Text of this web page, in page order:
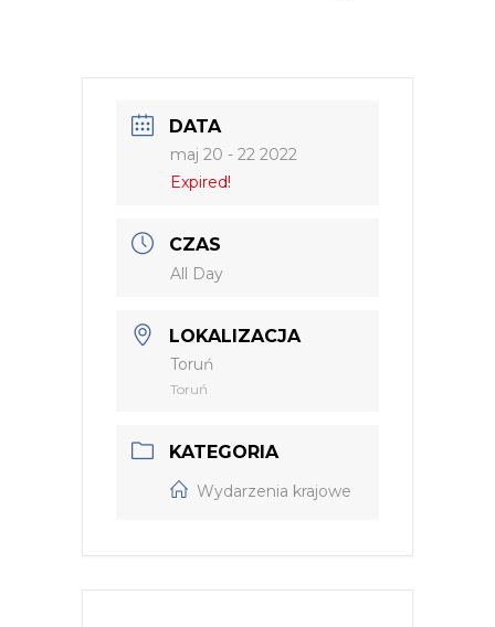
DATA
maj 20 - 22 2022
Expired!
CZAS
All Day
LOKALIZACJA
Toruń
Toruń
KATEGORIA
Wydarzenia krajowe